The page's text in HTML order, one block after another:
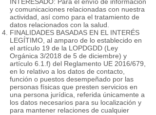
y comunicaciones relacionadas con nuestra
actividad, así como para el tratamiento de
datos relacionados con la salud.
FINALIDADES BASADAS EN EL INTERÉS
LEGÍTIMO, al amparo de lo establecido en
el artículo 19 de la LOPDGDD (Ley
Orgánica 3/2018 de 5 de diciembre) y
artículo 6.1.f) del Reglamento UE 2016/679,
en lo relativo a los datos de contacto,
función o puestos desempeñado por las
personas físicas que presten servicios en
una persona jurídica, referida únicamente a
los datos necesarios para su localización y
para mantener relaciones de cualquier